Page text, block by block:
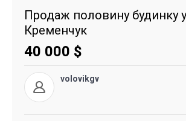
Продаж половину будинку
Кременчук
40 000 $
volovikgv